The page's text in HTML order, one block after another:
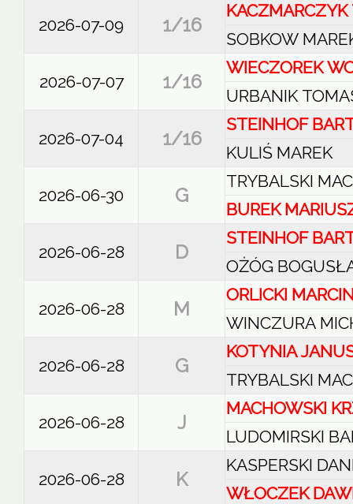
2026-07-09 1/16
SOBKOW
2026-07-07 1/16
WIECZOREK
URBANIK
2026-07-04 1/16
STEINHOF
KULIŚ MAREK
2026-06-30 G
TRYBALSKI
BUREK
2026-06-28 D
STEINHOF
OŻÓG
2026-06-28 M
ORLICKI
WINCZURA
2026-06-28 G
KOTYNIA
TRYBALSKI
2026-06-28 J
MACHOWSKI
LUDOMIRSKI
2026-06-28 K
KASPERSKI
WŁOCZEK